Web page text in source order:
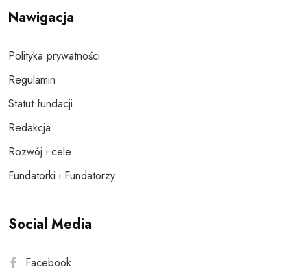
Nawigacja
Polityka prywatności
Regulamin
Statut fundacji
Redakcja
Rozwój i cele
Fundatorki i Fundatorzy
Social Media
Facebook